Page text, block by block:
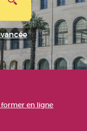
former en ligne